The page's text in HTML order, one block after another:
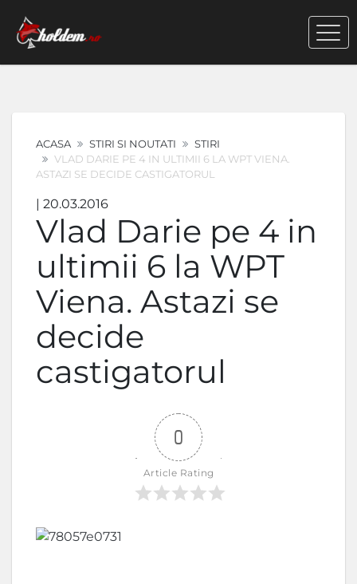
ACASA STIRI SI NOUTATI
STIRI
VLAD DARIE PE 4 IN ULTIMII 6 LA WPT VIENA.
ASTAZI SE DECIDE CASTIGATORUL
| 20.03.2016
Vlad Darie pe 4 in
ultimii 6 la WPT
Viena. Astazi se
decide
castigatorul
0
Article Rating